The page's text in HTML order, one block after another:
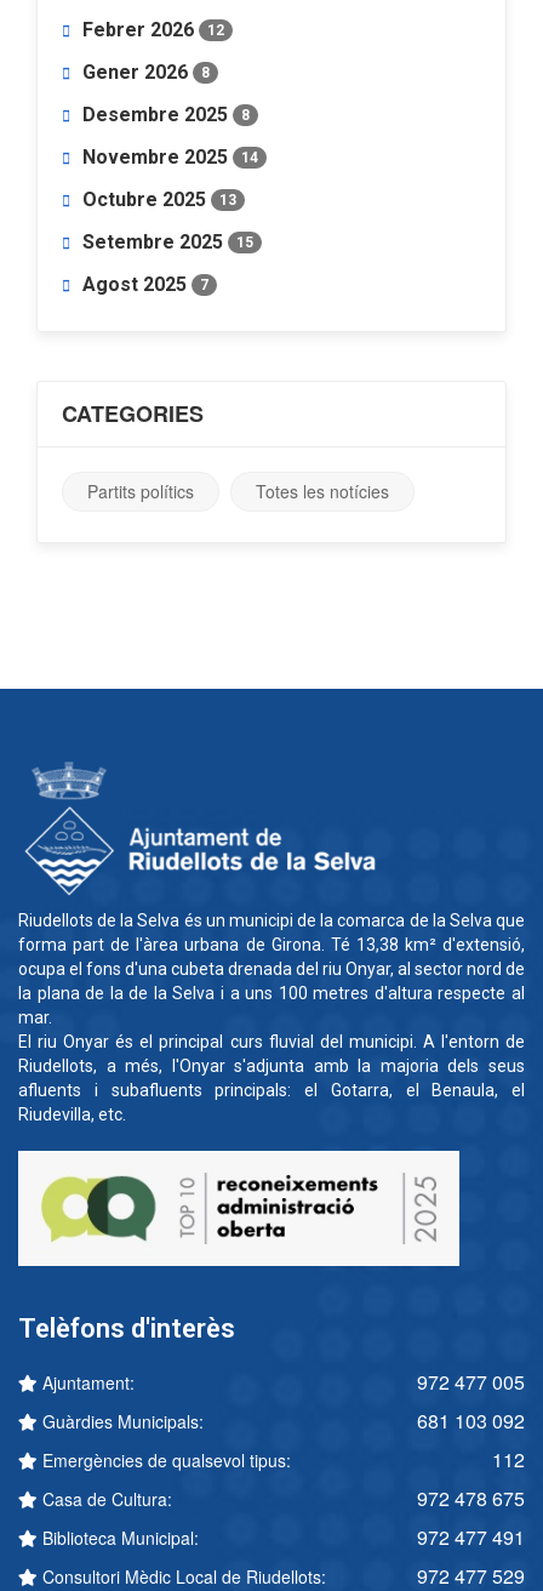
Febrer 2026 12
Gener 2026 8
Desembre 2025 8
Novembre 2025 14
Octubre 2025 13
Setembre 2025 15
Agost 2025 7
CATEGORIES
Partits polítics Totes les notícies
Riudellots de la Selva és un municipi de la comarca de la Selva que
forma part de l'àrea urbana de Girona. Té 13,38 km² d'extensió,
ocupa el fons d'una cubeta drenada del riu Onyar, al sector nord de
la plana de la de la Selva i a uns 100 metres d'altura respecte al
mar.
El riu Onyar és el principal curs fluvial del municipi. A l'entorn de
Riudellots, a més, l'Onyar s'adjunta amb la majoria dels seus
afluents i subafluents principals: el Gotarra, el Benaula, el
Riudevilla, etc.
Telèfons d'interès
Ajuntament: 972 477 005
Guàrdies Municipals: 681 103 092
Emergències de qualsevol tipus: 112
Casa de Cultura: 972 478 675
Biblioteca Municipal: 972 477 491
Consultori Mèdic Local de Riudellots: 972 477 529